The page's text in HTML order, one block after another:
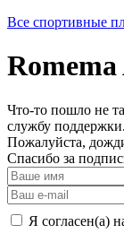
Все спортивные
Что-то пошло не
службу поддержки.
Пожалуйста,
Спасибо за
Я согласен(а)